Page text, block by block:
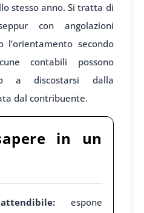
stesso anno. Si tratta di
con angolazioni
secondo
contabili possono
a discostarsi dalla
dal contribuente.
in un
espone